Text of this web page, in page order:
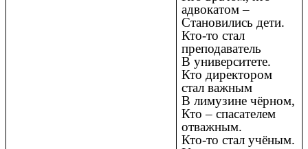
адвокатом –
Становились дети.
Кто-то стал
преподаватель
В университете.
Кто директором
стал важным
В лимузине чёрном,
Кто – спасателем
отважным.
Кто-то стал учёным.